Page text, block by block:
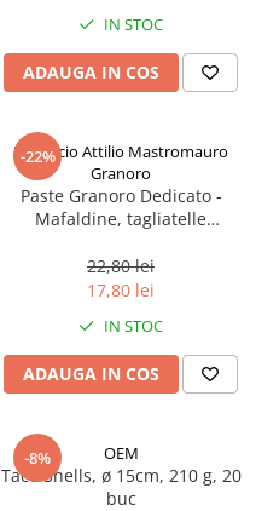
IN STOC
ADAUGA IN COS
-22%
Pastificio Attilio Mastromauro
Granoro
Paste Granoro Dedicato -
Mafaldine, tagliatelle
22,80 lei
17,80 lei
IN STOC
ADAUGA IN COS
-8% OEM
Taco Shells, ø 15cm, 210 g, 20
buc